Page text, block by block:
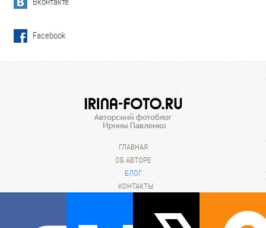
Facebook
ГЛАВНАЯ
ОБ АВТОРЕ
БЛОГ
КОНТАКТЫ